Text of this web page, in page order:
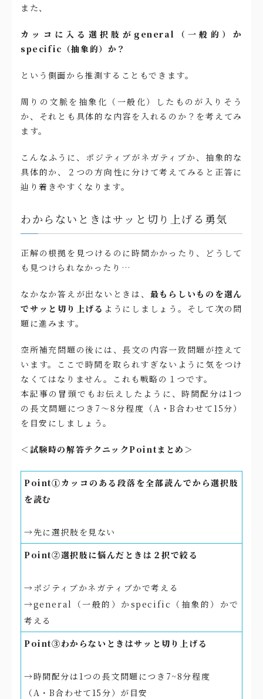
また、
カッコに入る選択肢がgeneral（一般的）か
specific（抽象的）か？
という側面から推測することもできます。
周りの文脈を抽象化（一般化）したものが入りそう
か、それとも具体的な内容を入れるのか？を考えてみ
ます。
こんなふうに、ポジティブがネガティブか、抽象的な
具体的か、２つの方向性に分けて考えてみると正答に
辿り着きやすくなります。
わからないときはサッと切り上げる勇気
正解の根拠を見つけるのに時間かかったり、どうして
も見つけられなかったり…
なかなか答えが出ないときは、 最もらしいものを選ん
でサッと切り上げる ようにしましょう。そして次の問
題に進みます。
空所補充問題の後には、長文の内容一致問題が控えて
います。ここで時間を取られすぎないように気をつけ
なくてはなりません。これも戦略の１つです。
本記事の冒頭でもお伝えしたように、時間配分は1つ
の長文問題につき7〜8分程度（A・B合わせて15分）
を目安にしましょう。
＜試験時の解答テクニックPointまとめ＞
Point①カッコのある段落を全部読んでから選択肢
を読む
→先に選択肢を見ない
Point②選択肢に悩んだときは２択で絞る
→ポジティブかネガティブかで考える
→general（一般的）かspecific（抽象的）かで
考える
Point③わからないときはサッと切り上げる
→時間配分は1つの長文問題につき7~8分程度
（A・B合わせて15分）が目安